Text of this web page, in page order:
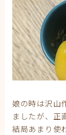
娘の時は沢山
ましたが、正
結局あまり使